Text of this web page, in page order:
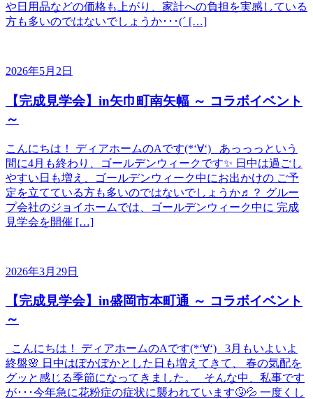
や日用品などの価格も上がり、家計への負担を実感している
方も多いのではないでしょうか･･･(´ […]
2026年5月2日
【完成見学会】in矢巾町南矢幅 ～ コラボイベント
～
こんにちは！ ディアホームのAです(*‘∀‘) あっっっという
間に4月も終わり、ゴールデンウィークです✨ 日中は過ごし
やすい日も増え、ゴールデンウィーク中にお出かけの ご予
定を立てている方も多いのではないでしょうか♬？ グルー
プ会社のジョイホームでは、ゴールデンウィーク中に 完成
見学会を開催 […]
2026年3月29日
【完成見学会】in盛岡市本町通 ～ コラボイベント
～
こんにちは！ ディアホームのAです(*‘∀‘) 3月もいよいよ
終盤🌸 日中はぽかぽかとした日も増えてきて、 春の気配を
グッと感じる季節になってきました。 そんな中、私事です
が･･･今年急に花粉症の症状に襲われています🤧💦 一度くし